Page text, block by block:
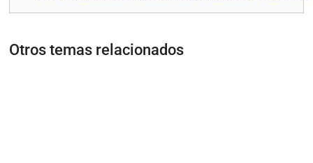
Otros temas relacionados